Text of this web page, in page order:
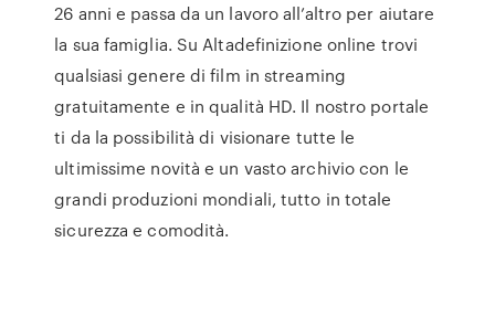
26 anni e passa da un lavoro all’altro per aiutare
la sua famiglia. Su Altadefinizione online trovi
qualsiasi genere di film in streaming
gratuitamente e in qualità HD. Il nostro portale
ti da la possibilità di visionare tutte le
ultimissime novità e un vasto archivio con le
grandi produzioni mondiali, tutto in totale
sicurezza e comodità.